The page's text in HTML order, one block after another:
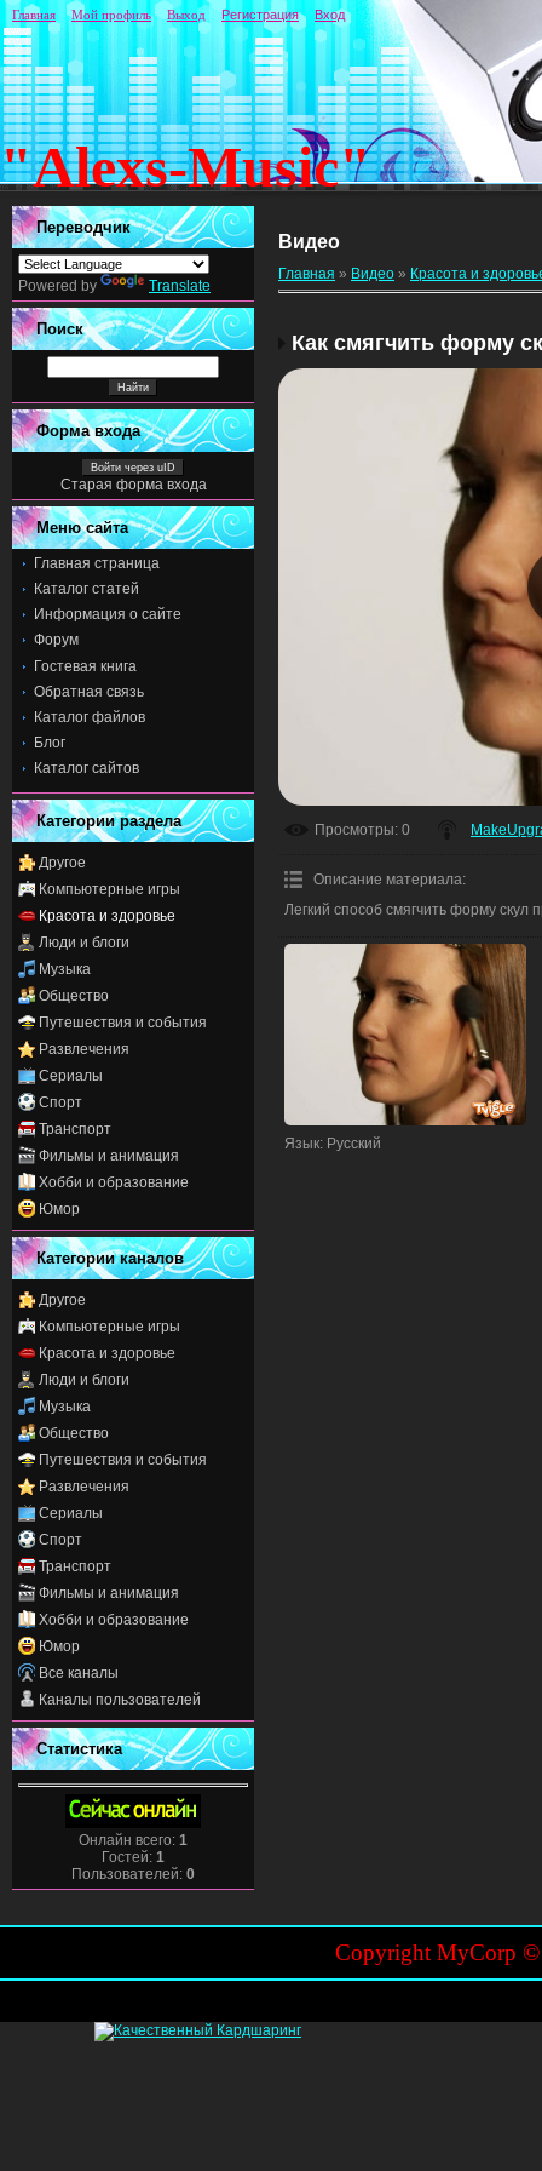
"Alexs-Music"
Главная Мой профиль Выход Регистрация Вход
Переводчик
Powered by Translate
Поиск
Форма входа
Войти через uID
Старая форма входа
Меню сайта
Главная страница
Каталог статей
Информация о сайте
Форум
Гостевая книга
Обратная связь
Каталог файлов
Блог
Каталог сайтов
Категории раздела
Другое
Компьютерные игры
Красота и здоровье
Люди и блоги
Музыка
Общество
Путешествия и события
Развлечения
Сериалы
Спорт
Транспорт
Фильмы и анимация
Хобби и образование
Юмор
Категории каналов
Другое
Компьютерные игры
Красота и здоровье
Люди и блоги
Музыка
Общество
Путешествия и события
Развлечения
Сериалы
Спорт
Транспорт
Фильмы и анимация
Хобби и образование
Юмор
Все каналы
Каналы пользователей
Статистика
Онлайн всего: 1
Гостей: 1
Пользователей: 0
Видео
Главная » Видео » Красота и
Как смягчить форму
Просмотры: 0
Описание материала:
Легкий способ смягчить форму
Язык: Русский
Copyright MyCorp